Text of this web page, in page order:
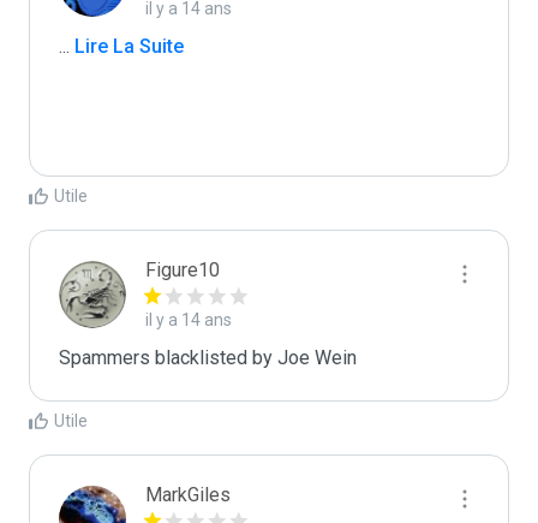
il y a 14 ans
... Lire La Suite
Utile
Figure10
il y a 14 ans
Spammers blacklisted by Joe Wein
Utile
MarkGiles